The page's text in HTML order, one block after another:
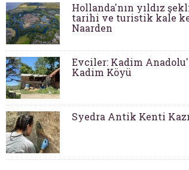
Hollanda'nın yıldız
tarihi ve turistik kale
Naarden
Evciler: Kadim
Kadim Köyü
Syedra Antik Kenti